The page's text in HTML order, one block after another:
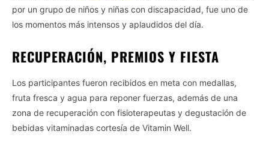
por un grupo de niños y niñas con discapacidad, fue uno de
los momentos más intensos y aplaudidos del día.
RECUPERACIÓN, PREMIOS Y FIESTA
Los participantes fueron recibidos en meta con medallas,
fruta fresca y agua para reponer fuerzas, además de una
zona de recuperación con fisioterapeutas y degustación de
bebidas vitaminadas cortesía de Vitamin Well.